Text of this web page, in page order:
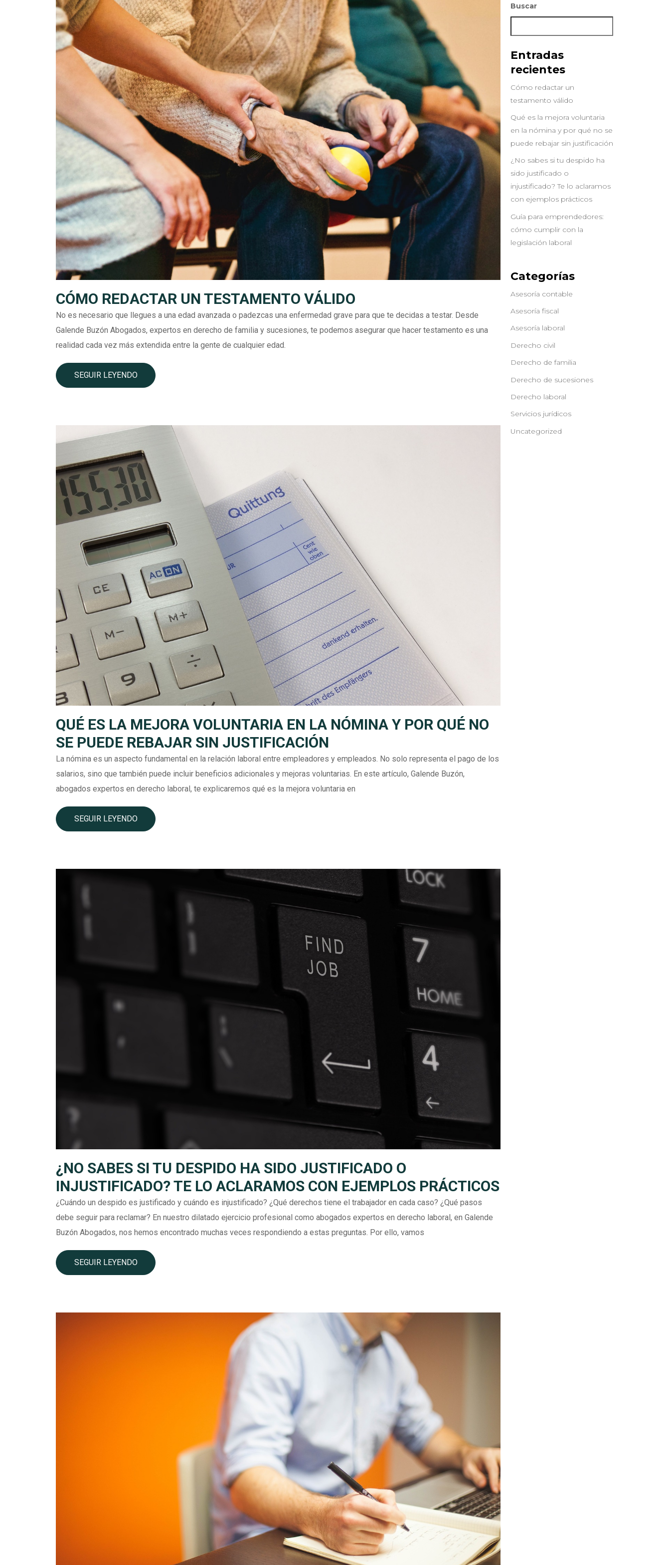
CÓMO REDACTAR UN TESTAMENTO VÁLIDO
No es necesario que llegues a una edad avanzada o padezcas una enfermedad grave para que te decidas a testar. Desde
Galende Buzón Abogados, expertos en derecho de familia y sucesiones, te podemos asegurar que hacer testamento es una
realidad cada vez más extendida entre la gente de cualquier edad.
SEGUIR LEYENDO
QUÉ ES LA MEJORA VOLUNTARIA EN LA NÓMINA Y POR QUÉ NO
SE PUEDE REBAJAR SIN JUSTIFICACIÓN
La nómina es un aspecto fundamental en la relación laboral entre empleadores y empleados. No solo representa el pago de los
salarios, sino que también puede incluir beneficios adicionales y mejoras voluntarias. En este artículo, Galende Buzón,
abogados expertos en derecho laboral, te explicaremos qué es la mejora voluntaria en
SEGUIR LEYENDO
¿NO SABES SI TU DESPIDO HA SIDO JUSTIFICADO O
INJUSTIFICADO? TE LO ACLARAMOS CON EJEMPLOS PRÁCTICOS
¿Cuándo un despido es justificado y cuándo es injustificado? ¿Qué derechos tiene el trabajador en cada caso? ¿Qué pasos
debe seguir para reclamar? En nuestro dilatado ejercicio profesional como abogados expertos en derecho laboral, en Galende
Buzón Abogados, nos hemos encontrado muchas veces respondiendo a estas preguntas. Por ello, vamos
SEGUIR LEYENDO
Buscar
Entradas
recientes
Cómo redactar un
testamento válido
Qué es la mejora voluntaria
en la nómina y por qué no se
puede rebajar sin justificación
¿No sabes si tu despido ha
sido justificado o
injustificado? Te lo aclaramos
con ejemplos prácticos
Guía para emprendedores:
cómo cumplir con la
legislación laboral
Categorías
Asesoría contable
Asesoría fiscal
Asesoría laboral
Derecho civil
Derecho de familia
Derecho de sucesiones
Derecho laboral
Servicios jurídicos
Uncategorized